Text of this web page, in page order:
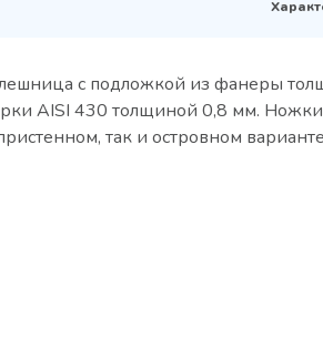
с подложкой из фанеры
AISI 430 толщиной 0,8 мм. Ножки
так и островном